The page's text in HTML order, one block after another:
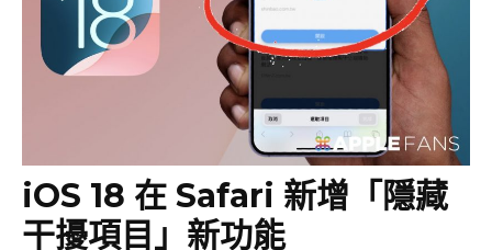
iOS 18 在 Safari 新增「隱藏
干擾項目」新功能